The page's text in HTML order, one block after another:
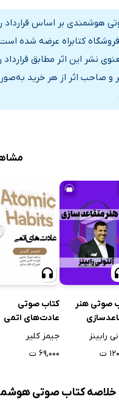
هوشمندی بر اساس قرارداد
کتابراه عرضه شده
نشر این اثر مطابق قرارداد
و صاحب اثر از هر خرید
صوتی هنر
رابینز
ت
کتاب صوتی
عادت‌های اتمی
جیمز کلیر
۶۹,۰۰۰ ت
خلاصه کتاب صوتی